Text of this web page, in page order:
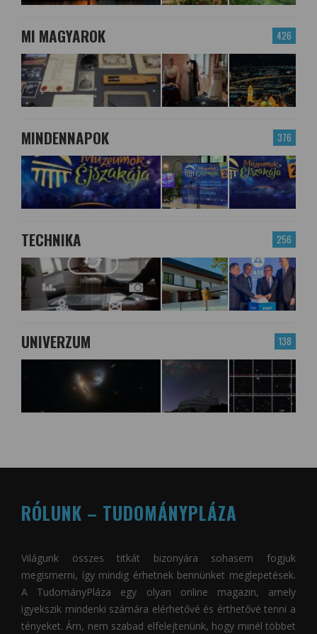
426
MI MAGYAROK
376
MINDENNAPOK
256
TECHNIKA
138
UNIVERZUM
RÓLUNK – TUDOMÁNYPLÁZA
Világunk összes titkát bizonyára sohasem fogjuk
megismerni, így mindig érhetnek bennünket meglepetések.
A TudományPláza egy olyan online magazin, amely
igyekszik mindenki számára elérhetővé és érthetővé tenni a
tényeket. Ám, nem szabad elfelejtenünk, hogy minél többet